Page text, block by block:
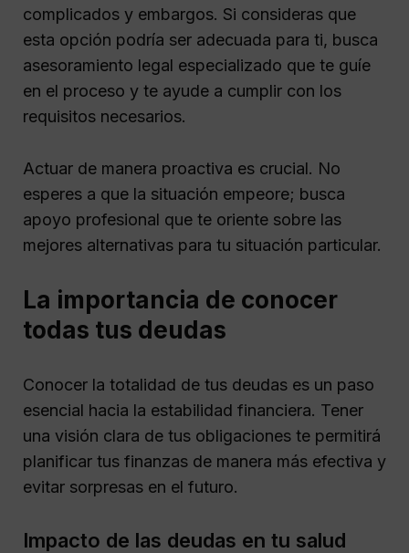
complicados y embargos. Si consideras que
esta opción podría ser adecuada para ti, busca
asesoramiento legal especializado que te guíe
en el proceso y te ayude a cumplir con los
requisitos necesarios.
Actuar de manera proactiva es crucial. No
esperes a que la situación empeore; busca
apoyo profesional que te oriente sobre las
mejores alternativas para tu situación particular.
La importancia de conocer
todas tus deudas
Conocer la totalidad de tus deudas es un paso
esencial hacia la estabilidad financiera. Tener
una visión clara de tus obligaciones te permitirá
planificar tus finanzas de manera más efectiva y
evitar sorpresas en el futuro.
Impacto de las deudas en tu salud